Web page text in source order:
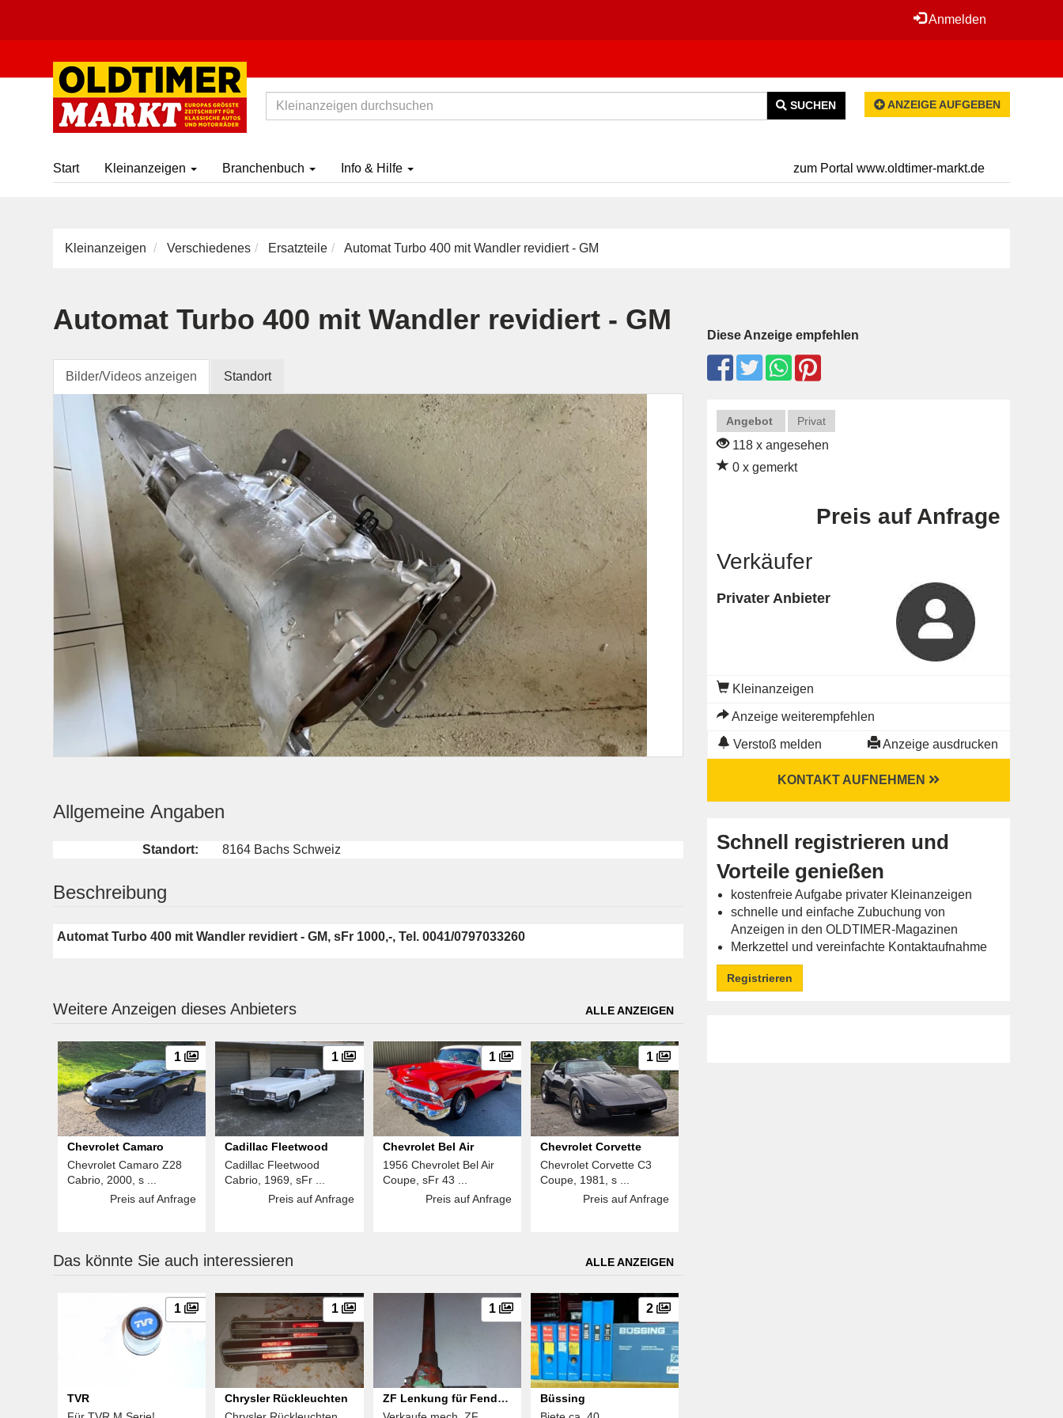
Anmelden
SUCHEN ANZEIGE AUFGEBEN
Start Kleinanzeigen Branchenbuch Info & Hilfe zum Portal www.oldtimer-markt.de
Kleinanzeigen Verschiedenes Ersatzteile Automat Turbo 400 mit Wandler revidiert - GM
Automat Turbo 400 mit Wandler revidiert - GM
Bilder/Videos anzeigen Standort
Allgemeine Angaben
Standort: 8164 Bachs Schweiz
Beschreibung
Automat Turbo 400 mit Wandler revidiert - GM, sFr 1000,-, Tel. 0041/0797033260
Weitere Anzeigen dieses Anbieters ALLE ANZEIGEN
1
Chevrolet Camaro
Chevrolet Camaro Z28
Cabrio, 2000, s ...
Preis auf Anfrage
1
Cadillac Fleetwood
Cadillac Fleetwood
Cabrio, 1969, sFr ...
Preis auf Anfrage
1
Chevrolet Bel Air
1956 Chevrolet Bel Air
Coupe, sFr 43 ...
Preis auf Anfrage
1
Chevrolet Corvette
Chevrolet Corvette C3
Coupe, 1981, s ...
Preis auf Anfrage
Das könnte Sie auch interessieren ALLE ANZEIGEN
1
TVR
1
Chrysler Rückleuchten
1
ZF Lenkung für Fendt
2
Büssing
Diese Anzeige empfehlen
Angebot Privat
118 x angesehen
0 x gemerkt
Preis auf Anfrage
Verkäufer
Privater Anbieter
Kleinanzeigen
Anzeige weiterempfehlen
Verstoß melden Anzeige ausdrucken
KONTAKT AUFNEHMEN
Schnell registrieren und
Vorteile genießen
kostenfreie Aufgabe privater Kleinanzeigen
schnelle und einfache Zubuchung von
Anzeigen in den OLDTIMER-Magazinen
Merkzettel und vereinfachte Kontaktaufnahme
Registrieren